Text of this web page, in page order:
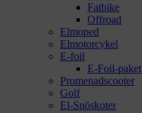
Fatbike
Offroad
Elmoped
Elmotorcykel
E-foil
E-Foil-paket
Promenadscooter
Golf
El-Snöskoter